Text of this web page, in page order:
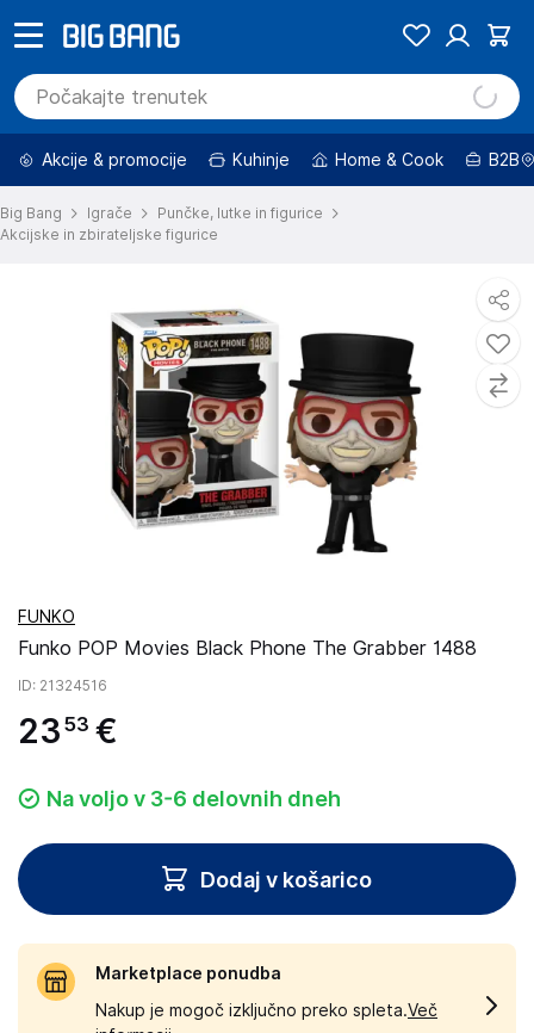
Akcije & promocije Kuhinje Home & Cook B2B
Big Bang Igrače
Punčke, lutke in figurice
Akcijske in zbirateljske figurice
FUNKO
Funko POP Movies Black Phone The Grabber 1488
ID: 21324516
23 53 €
Na voljo v 3-6 delovnih dneh
Dodaj v košarico
Marketplace ponudba
Nakup je mogoč izključno preko spleta.Več